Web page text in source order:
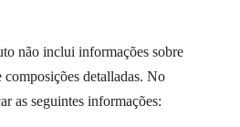
não inclui informações sobre
composições detalladas. No
as seguintes informações: